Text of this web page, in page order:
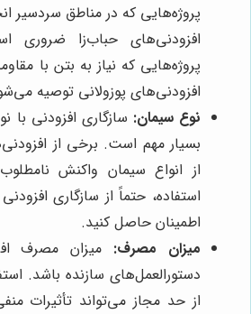
پروژه‌هایی که در مناطق سردسیر
افزودنی‌های حباب‌زا
پروژه‌هایی که نیاز به بتن با
افزودنی‌های پوزولانی توصیه
نوع سیمان: سازگاری افزودنی با
بسیار مهم است. برخی از
از انواع سیمان واکنش
استفاده، حتماً از سازگاری
اطمینان حاصل کنید.
میزان مصرف: میزان مصرف
دستورالعمل‌های سازنده باشد.
از حد مجاز می‌تواند تأثیرات